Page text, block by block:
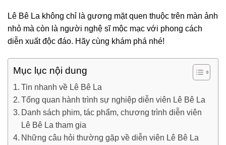
Lê Bê La không chỉ là gương mặt quen thuộc trên màn ảnh
nhỏ mà còn là người nghệ sĩ mộc mạc với phong cách
diễn xuất độc đáo. Hãy cùng khám phá nhé!
Mục lục nội dung
Tin nhanh về Lê Bê La
Tổng quan hành trình sự nghiệp diễn viên Lê Bê La
Danh sách phim, tác phẩm, chương trình diễn viên
Lê Bê La tham gia
Những câu hỏi thường gặp về diễn viên Lê Bê La